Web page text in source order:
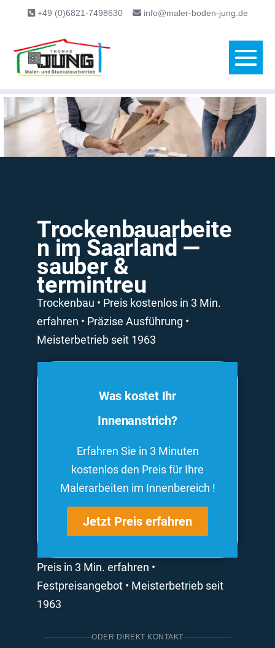
content +49 (0)6821-7498630 info@maler-boden-jung.de
Trockenbauarbeite
n im Saarland —
sauber &
termintreu
Trockenbau • Preis kostenlos in 3 Min.
erfahren • Präzise Ausführung •
Meisterbetrieb seit 1963
Was kostet Ihr
Innenanstrich?
Erfahren Sie in 3 Minuten
kostenlos den Preis für Ihre
Malerarbeiten im Innenbereich !
Jetzt Preis erfahren
Preis in 3 Min. erfahren •
Festpreisangebot • Meisterbetrieb seit
1963
ODER DIREKT KONTAKT